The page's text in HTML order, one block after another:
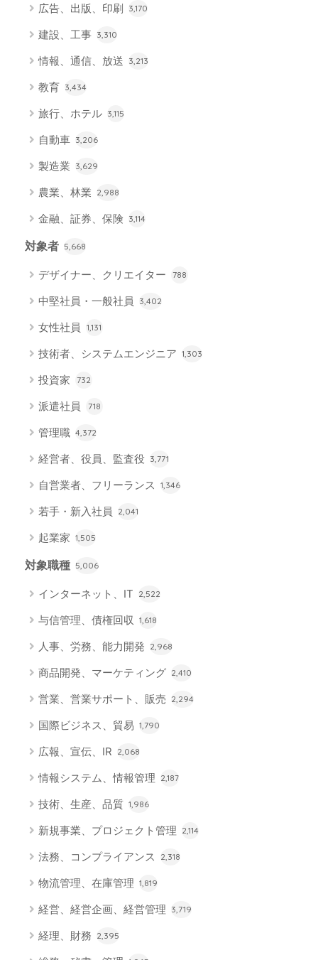
広告、出版、印刷 3,170
建設、工事 3,310
情報、通信、放送 3,213
教育 3,434
旅行、ホテル 3,115
自動車 3,206
製造業 3,629
農業、林業 2,988
金融、証券、保険 3,114
対象者 5,668
デザイナー、クリエイター 788
中堅社員・一般社員 3,402
女性社員 1,131
技術者、システムエンジニア 1,303
投資家 732
派遣社員 718
管理職 4,372
経営者、役員、監査役 3,771
自営業者、フリーランス 1,346
若手・新入社員 2,041
起業家 1,505
対象職種 5,006
インターネット、IT 2,522
与信管理、債権回収 1,618
人事、労務、能力開発 2,968
商品開発、マーケティング 2,410
営業、営業サポート、販売 2,294
国際ビジネス、貿易 1,790
広報、宣伝、IR 2,068
情報システム、情報管理 2,187
技術、生産、品質 1,986
新規事業、プロジェクト管理 2,114
法務、コンプライアンス 2,318
物流管理、在庫管理 1,819
経営、経営企画、経営管理 3,719
経理、財務 2,395